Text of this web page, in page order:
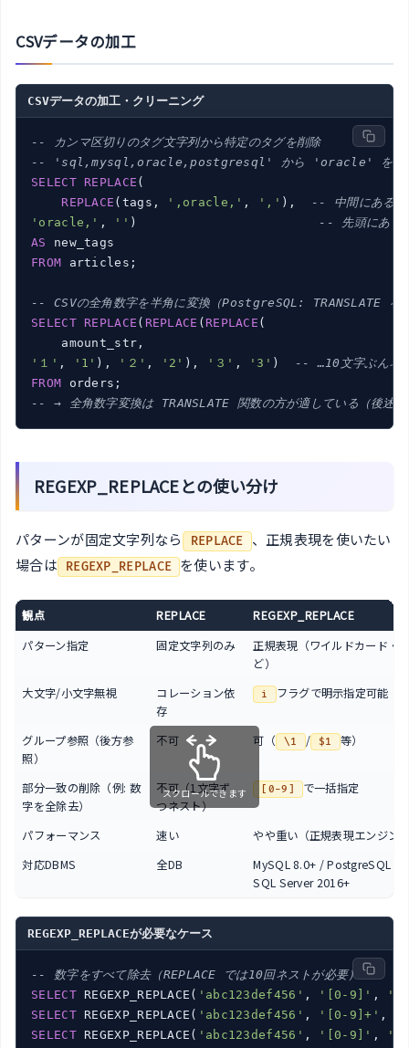
CSVデータの加工
CSVデータの加工・クリーニング
-- カンマ区切りのタグ文字列から特定のタグを削除
-- 'sql,mysql,oracle,postgresql' から 'oracle' を削
SELECT
REPLACE (
REPLACE (tags, ',oracle,' , ',' ),
-- 中間にある場
'oracle,' , '' )
-- 先頭にある
AS
FROM articles;
-- CSVの全角数字を半角に変換（PostgreSQL: TRANSLATE を
SELECT
REPLACE ( REPLACE ( REPLACE (
'１' , '1' ), '２' , '2' ), '３' , '3' )
-- …10文字ぶんネ
FROM
-- → 全角数字変換は TRANSLATE 関数の方が適している（後述）
REGEXP_REPLACEとの使い分け
パターンが固定文字列なら REPLACE
、正規表現を使いたい
場合は
REGEXP_REPLACE を使います。
観点 REPLACE
REGEXP_REPLACE
パターン指定
固定文字列のみ
正規表現（ワイルドカード・
ど）
大文字/小文字無視
コレーション依
存
i フラグで明示指定可能
グループ参照（後方参
照）
不可 可（ \1 / $1 等）
部分一致の削除（例: 数
字を全除去）
不可（1文字ず
つネスト）
[0-9] で一括指定
パフォーマンス 速い
やや重い（正規表現エンジン
対応DBMS
全DB
MySQL 8.0+ / PostgreSQL /
SQL Server 2016+
スクロールできます
REGEXP_REPLACEが必要なケース
-- 数字をすべて除去（REPLACE では10回ネストが必要）
SELECT REGEXP_REPLACE( 'abc123def456' , '[0-9]' , ''
SELECT REGEXP_REPLACE( 'abc123def456' , '[0-9]+' ,
SELECT REGEXP_REPLACE( 'abc123def456' , '[0-9]' , ''